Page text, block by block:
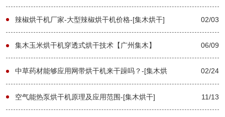
辣椒烘干机厂家-大型辣椒烘干机价格-[集木烘干] 02/03
集木玉米烘干机穿透式烘干技术【广州集木】 06/09
中草药材能够应用网带烘干机来干躁吗？-[集木烘
干]
02/24
空气能热泵烘干机原理及应用范围-[集木烘干] 11/13